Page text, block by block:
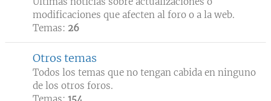
modificaciones que afecten al foro o a la web.
Temas: 26
Otros temas
Todos los temas que no tengan cabida en ninguno
de los otros foros.